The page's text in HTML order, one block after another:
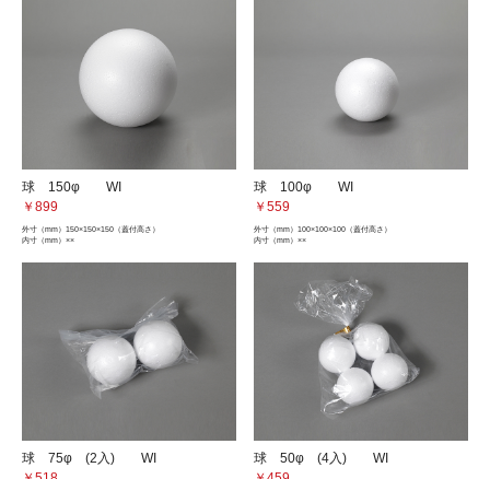
球 150φ WI
￥899
外寸（mm） 150×150×150（蓋付高さ）
内寸（mm） ××
球 100φ WI
￥559
外寸（mm） 100×100×100（蓋付高さ）
内寸（mm） ××
球 75φ (2入) WI
球 50φ (4入) WI